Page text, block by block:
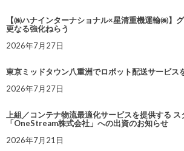
【㈱ハナインターナショナル×星清重機運輸㈱】
更なる強化ねらう
2026年7月27日
東京ミッドタウン八重洲でロボット配送サービス
2026年7月27日
上組／コンテナ物流最適化サービスを提供する ス
「OneStream株式会社」への出資のお知らせ
2026年7月21日